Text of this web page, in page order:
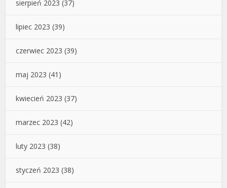
sierpień 2023 (37)
lipiec 2023 (39)
czerwiec 2023 (39)
maj 2023 (41)
kwiecień 2023 (37)
marzec 2023 (42)
luty 2023 (38)
styczeń 2023 (38)